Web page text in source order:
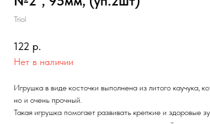
Triol
122 р.
Нет в наличии
Игрушка в виде косточки выполнена из литого каучука,
но и очень прочный.
Такая игрушка помогает развивать крепкие и здоровые